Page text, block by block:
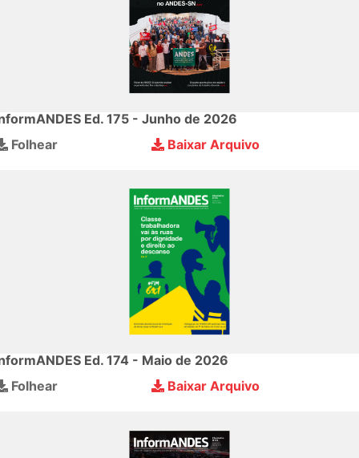
Ed. 175 - Junho de 2026
Folhear
Baixar Arquivo
Ed. 174 - Maio de 2026
Folhear
Baixar Arquivo